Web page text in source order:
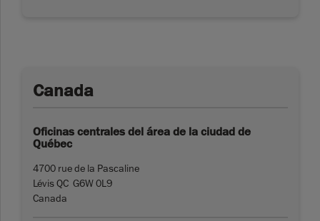
Canada
Oficinas centrales del área de la ciudad de
Québec
4700 rue de la Pascaline
Lévis QC G6W 0L9
Canada